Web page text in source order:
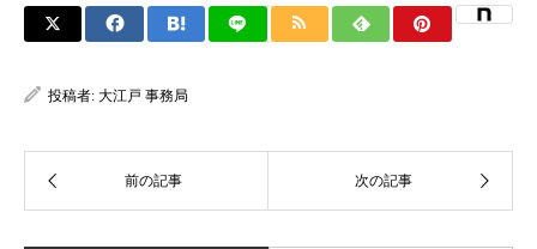
投稿者: 大江戸 事務局